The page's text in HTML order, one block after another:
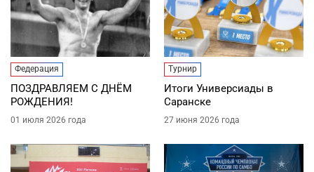
Федерация
ПОЗДРАВЛЯЕМ С ДНЁМ
РОЖДЕНИЯ!
01 июля 2026 года
Турнир
Итоги Универсиады в
Саранске
27 июня 2026 года